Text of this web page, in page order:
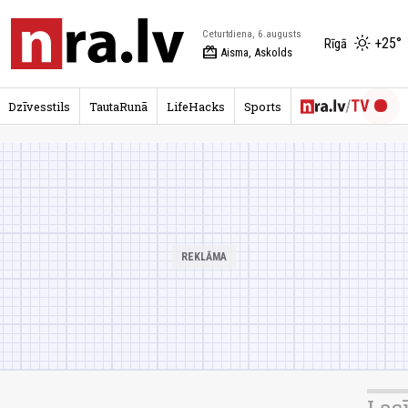
Ceturtdiena, 6.augusts
redeem Aisma, Askolds
Rīgā +25°
Dzīvesstils TautaRunā LifeHacks Sports